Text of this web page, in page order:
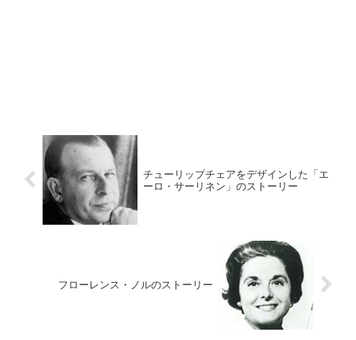
チューリップチェアをデザインした「エ
ーロ・サーリネン」のストーリー
フローレンス・ノルのストーリー